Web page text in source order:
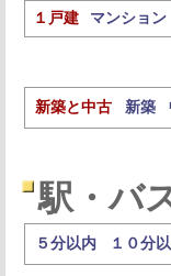
１戸建 マンション
新築と中古 新築
駅・バ
５分以内 １０分